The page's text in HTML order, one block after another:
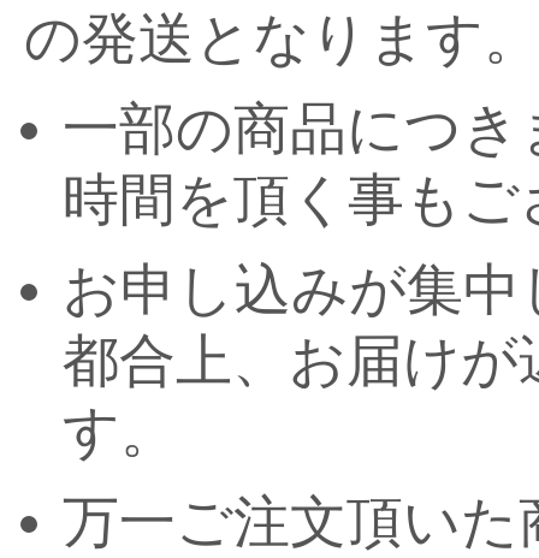
の発送となります。
一部の商品につ
時間を頂く事も
お申し込みが集
都合上、お届け
す。
万一ご注文頂い